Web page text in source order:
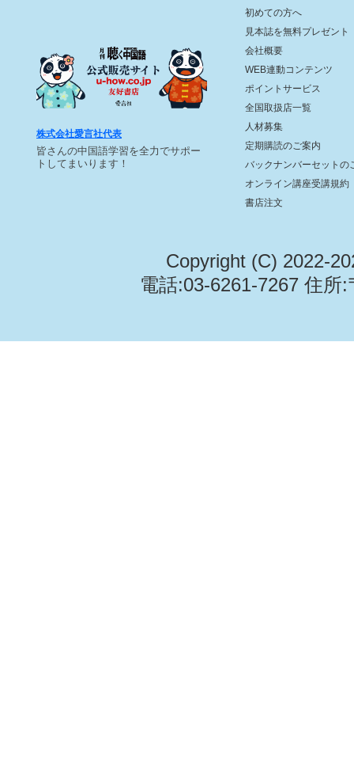
株式会社愛言社代表
皆さんの中国語学習を全力でサポー
トしてまいります！
初めての方へ
見本誌を無料プレゼント
会社概要
WEB連動コンテンツ
ポイントサービス
全国取扱店一覧
人材募集
定期購読のご案内
バックナンバーセットの
オンライン講座受講規約
書店注文
Copyright (C) 2022-
電話:03-6261-7267 住所